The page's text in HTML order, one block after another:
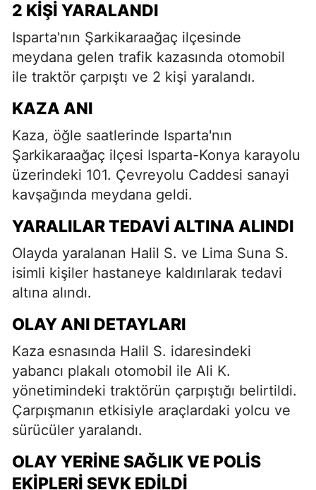
2 KIŞI YARALANDI
Isparta'nın Şarkikaraağaç ilçesinde
meydana gelen trafik kazasında otomobil
ile traktör çarpıştı ve 2 kişi yaralandı.
KAZA ANI
Kaza, öğle saatlerinde Isparta'nın
Şarkikaraağaç ilçesi Isparta-Konya karayolu
üzerindeki 101. Çevreyolu Caddesi sanayi
kavşağında meydana geldi.
YARALILAR TEDAVI ALTINA ALINDI
Olayda yaralanan Halil S. ve Lima Suna S.
isimli kişiler hastaneye kaldırılarak tedavi
altına alındı.
OLAY ANI DETAYLARI
Kaza esnasında Halil S. idaresindeki
yabancı plakalı otomobil ile Ali K.
yönetimindeki traktörün çarpıştığı belirtildi.
Çarpışmanın etkisiyle araçlardaki yolcu ve
sürücüler yaralandı.
OLAY YERINE SAĞLIK VE POLIS
EKIPLERI SEVK EDILDI